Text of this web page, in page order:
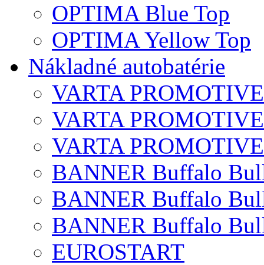
OPTIMA Blue Top
OPTIMA Yellow Top
Nákladné autobatérie
VARTA
VARTA
VARTA
BANNER Buffalo
BANNER Buffalo
BANNER Buffalo
EUROSTART